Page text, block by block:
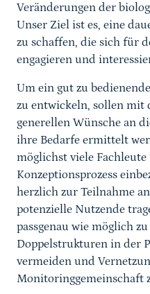
Veränderungen der
Unser Ziel ist es, eine
zu schaffen, die sich für
engagieren und
Um ein gut zu
zu entwickeln, sollen mit
generellen Wünsche an
ihre Bedarfe ermittelt
möglichst viele
Konzeptionsprozess
herzlich zur Teilnahme
potenzielle Nutzende
passgenau wie möglich
Doppelstrukturen in der
vermeiden und
Monitoringgemeinschaft